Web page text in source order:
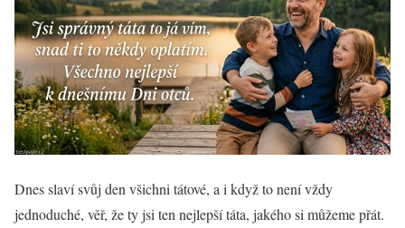
Dnes slaví svůj den všichni tátové, a i když to není vždy
jednoduché, věř, že ty jsi ten nejlepší táta, jakého si můžeme přát.